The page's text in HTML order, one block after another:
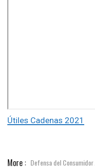
Útiles Cadenas 2021
More : Defensa del Consumidor